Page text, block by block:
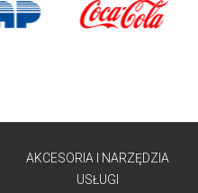
AKCESORIA I NARZĘDZIA
USŁUGI